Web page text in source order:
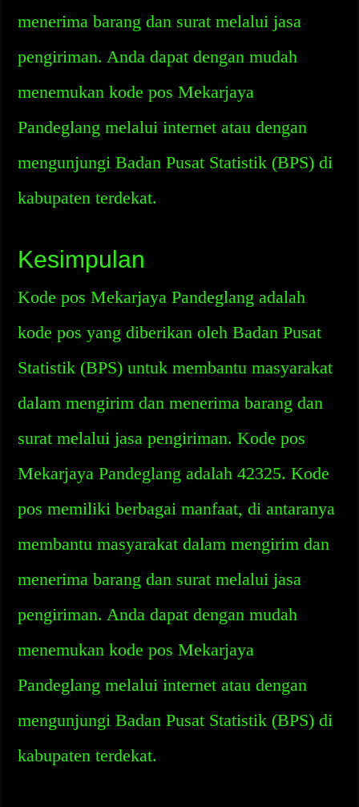
menerima barang dan surat melalui jasa
pengiriman. Anda dapat dengan mudah
menemukan kode pos Mekarjaya
Pandeglang melalui internet atau dengan
mengunjungi Badan Pusat Statistik (BPS) di
kabupaten terdekat.
Kesimpulan
Kode pos Mekarjaya Pandeglang adalah
kode pos yang diberikan oleh Badan Pusat
Statistik (BPS) untuk membantu masyarakat
dalam mengirim dan menerima barang dan
surat melalui jasa pengiriman. Kode pos
Mekarjaya Pandeglang adalah 42325. Kode
pos memiliki berbagai manfaat, di antaranya
membantu masyarakat dalam mengirim dan
menerima barang dan surat melalui jasa
pengiriman. Anda dapat dengan mudah
menemukan kode pos Mekarjaya
Pandeglang melalui internet atau dengan
mengunjungi Badan Pusat Statistik (BPS) di
kabupaten terdekat.